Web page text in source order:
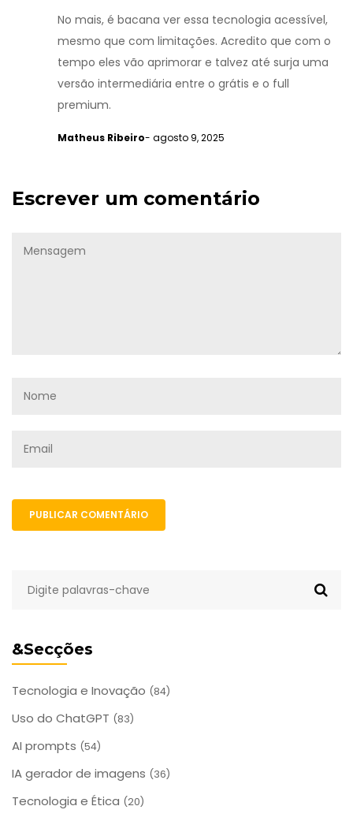
&Secções
Tecnologia e Inovação (84)
Uso do ChatGPT (83)
AI prompts (54)
IA gerador de imagens (36)
Tecnologia e Ética (20)
No mais, é bacana ver essa tecnologia acessível,
mesmo que com limitações. Acredito que com o
tempo eles vão aprimorar e talvez até surja uma
versão intermediária entre o grátis e o full
premium.
Matheus Ribeiro- agosto 9, 2025
Escrever um comentário
PUBLICAR COMENTÁRIO